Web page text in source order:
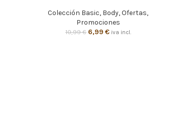
Colección Basic, Body,Ofertas,
Promociones
10,99€ 6,99 € iva incl.